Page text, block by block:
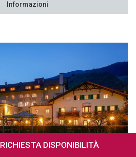
RICHIESTA DISPONIBILITÀ
Informazioni